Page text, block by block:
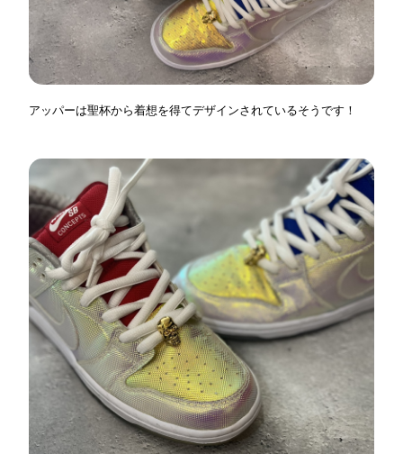
アッパーは聖杯から着想を得てデザインされているそうです！